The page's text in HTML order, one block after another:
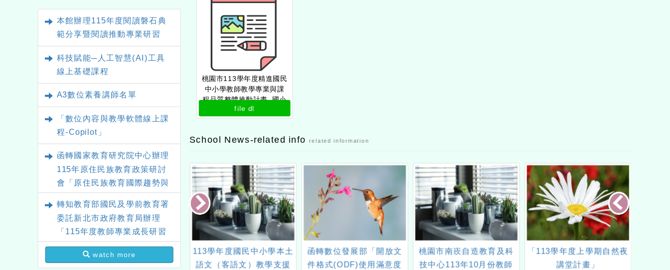
本館辦理115年度閱讀磐石典
範分享暨閱讀推動專業研習
科技賦能─人工智慧(AI)工具
線上基礎課程
A3數位素養講師名單
「數位內容與教學軟體線上課
程-Copilot」
函轉國家教育研究院中心辦理
115年原住民族教育政策研討
會「原住民族教育國際趨勢與
轉知教育部國民及學前教育署
委託新北市政府教育局辦理
「115年度教師專業成長研習
實施計畫－夢的N次方素養工
作坊新北場」計畫
watch more
桃園市113學年度精進國民
中小學教師教學專業與課
程品質整體推動計畫_國小
領域教學圈「綜合活動領
域素養導向與授課增能研
file dl
School News-related info related information
桃園市平鎮自造教育及科
技中心辦理115年6月3D列
113學年度國民中小學本土
語文（客語文）教學支援
函轉數位發展部「開放文
件格式(ODF)使用滿意度
桃園市南崁自造教育及科
技中心113年10月份教師
「113學年度上學期自然夜
講堂計畫」